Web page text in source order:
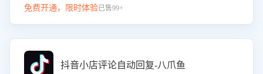
免费开通，限时体验已售99+
抖音小店评论自动回复-八爪鱼